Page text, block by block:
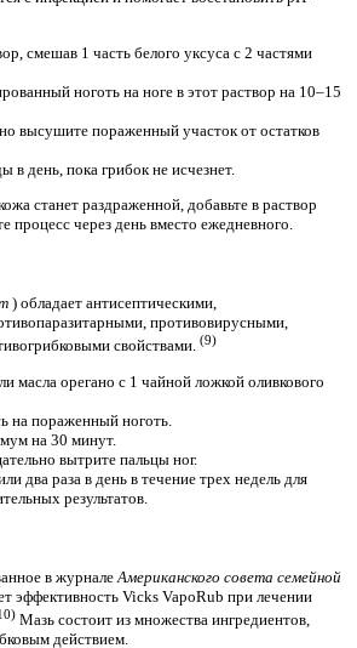
смешав 1 часть белого уксуса с 2 частями
ноготь на ноге в этот раствор на 10–15
высушите пораженный участок от остатков
в день, пока грибок не исчезнет.
станет раздраженной, добавьте в раствор
процесс через день вместо ежедневного.
) обладает антисептическими,
противовирусными,
свойствами. (9)
масла орегано с 1 чайной ложкой оливкового
на пораженный ноготь.
на 30 минут.
вытрите пальцы ног.
два раза в день в течение трех недель для
результатов.
в журналеАмериканского совета семейной
эффективность Vicks VapoRub при лечении
Мазь состоит из множества ингредиентов,
действием.